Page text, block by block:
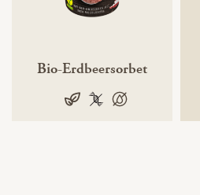
Bio-Erdbeersorbet
vegan100 % gentechnikfrei
100 % palmölfrei